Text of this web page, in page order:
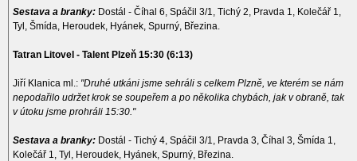
Sestava a branky: Dostál - Číhal 6, Spáčil 3/1, Tichý 2, Pravda 1, Kolečář 1,
Tyl, Šmída, Heroudek, Hyánek, Spurný, Březina.
Tatran Litovel - Talent Plzeň 15:30 (6:13)
Jiří Klanica ml.: "Druhé utkáni jsme sehráli s celkem Plzně, ve kterém se nám
nepodařilo udržet krok se soupeřem a po několika chybách, jak v obraně, tak
v útoku jsme prohráli 15:30."
Sestava a branky: Dostál - Tichý 4, Spáčil 3/1, Pravda 3, Číhal 3, Šmída 1,
Kolečář 1, Tyl, Heroudek, Hyánek, Spurný, Březina.